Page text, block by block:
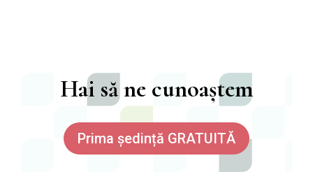
Hai să ne cunoaștem
Prima ședință GRATUITĂ